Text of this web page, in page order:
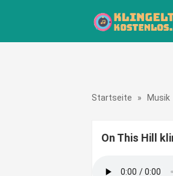
Startseite » Musik
On This Hill